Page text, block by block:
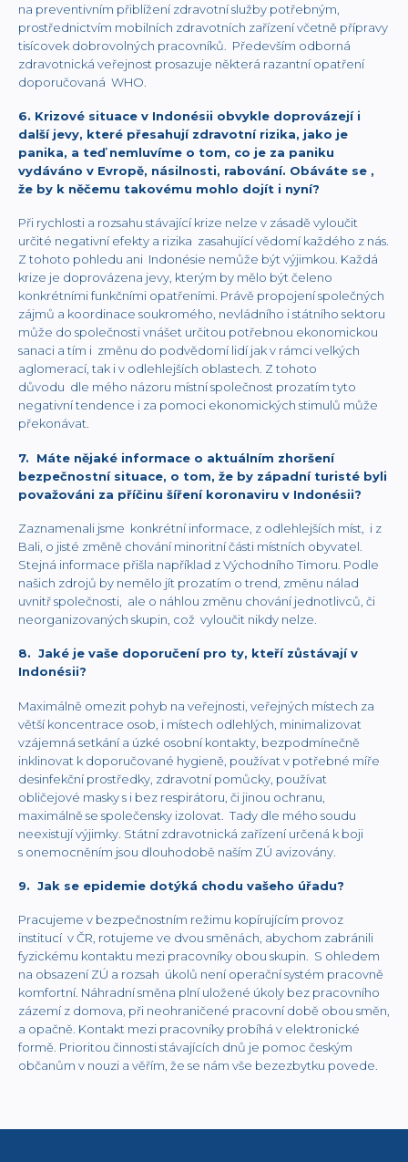
na preventivním přiblížení zdravotní služby potřebným,
prostřednictvím mobilních zdravotních zařízení včetně přípravy
tisícovek dobrovolných pracovníků. Především odborná
zdravotnická veřejnost prosazuje některá razantní opatření
doporučovaná WHO.
6. Krizové situace v Indonésii obvykle doprovázejí i
další jevy, které přesahují zdravotní rizika, jako je
panika, a teď nemluvíme o tom, co je za paniku
vydáváno v Evropě, násilnosti, rabování. Obáváte se ,
že by k něčemu takovému mohlo dojít i nyní?
Při rychlosti a rozsahu stávající krize nelze v zásadě vyloučit
určité negativní efekty a rizika zasahující vědomí každého z nás.
Z tohoto pohledu ani Indonésie nemůže být výjimkou. Každá
krize je doprovázena jevy, kterým by mělo být čeleno
konkrétními funkčními opatřeními. Právě propojení společných
zájmů a koordinace soukromého, nevládního i státního sektoru
může do společnosti vnášet určitou potřebnou ekonomickou
sanaci a tím i změnu do podvědomí lidí jak v rámci velkých
aglomerací, tak i v odlehlejších oblastech. Z tohoto
důvodu dle mého názoru místní společnost prozatím tyto
negativní tendence i za pomoci ekonomických stimulů může
překonávat.
7. Máte nějaké informace o aktuálním zhoršení
bezpečnostní situace, o tom, že by západní turisté byli
považováni za příčinu šíření koronaviru v Indonésii?
Zaznamenali jsme konkrétní informace, z odlehlejších míst, i z
Bali, o jisté změně chování minoritní části místních obyvatel.
Stejná informace přišla například z Východního Timoru. Podle
našich zdrojů by nemělo jít prozatím o trend, změnu nálad
uvnitř společnosti, ale o náhlou změnu chování jednotlivců, či
neorganizovaných skupin, což vyloučit nikdy nelze.
8. Jaké je vaše doporučení pro ty, kteří zůstávají v
Indonésii?
Maximálně omezit pohyb na veřejnosti, veřejných místech za
větší koncentrace osob, i místech odlehlých, minimalizovat
vzájemná setkání a úzké osobní kontakty, bezpodmínečně
inklinovat k doporučované hygieně, používat v potřebné míře
desinfekční prostředky, zdravotní pomůcky, používat
obličejové masky s i bez respirátoru, či jinou ochranu,
maximálně se společensky izolovat. Tady dle mého soudu
neexistují výjimky. Státní zdravotnická zařízení určená k boji
s onemocněním jsou dlouhodobě naším ZÚ avizovány.
9. Jak se epidemie dotýká chodu vašeho úřadu?
Pracujeme v bezpečnostním režimu kopírujícím provoz
institucí v ČR, rotujeme ve dvou směnách, abychom zabránili
fyzickému kontaktu mezi pracovníky obou skupin. S ohledem
na obsazení ZÚ a rozsah úkolů není operační systém pracovně
komfortní. Náhradní směna plní uložené úkoly bez pracovního
zázemí z domova, při neohraničené pracovní době obou směn,
a opačně. Kontakt mezi pracovníky probíhá v elektronické
formě. Prioritou činnosti stávajících dnů je pomoc českým
občanům v nouzi a věřím, že se nám vše bezezbytku povede.